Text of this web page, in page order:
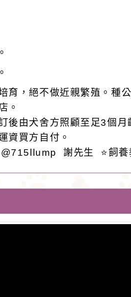
，絕不做近親繁殖。種
。
由犬舍方照顧至足3個月
資買方自付。
謝先生 ⭐️飼養